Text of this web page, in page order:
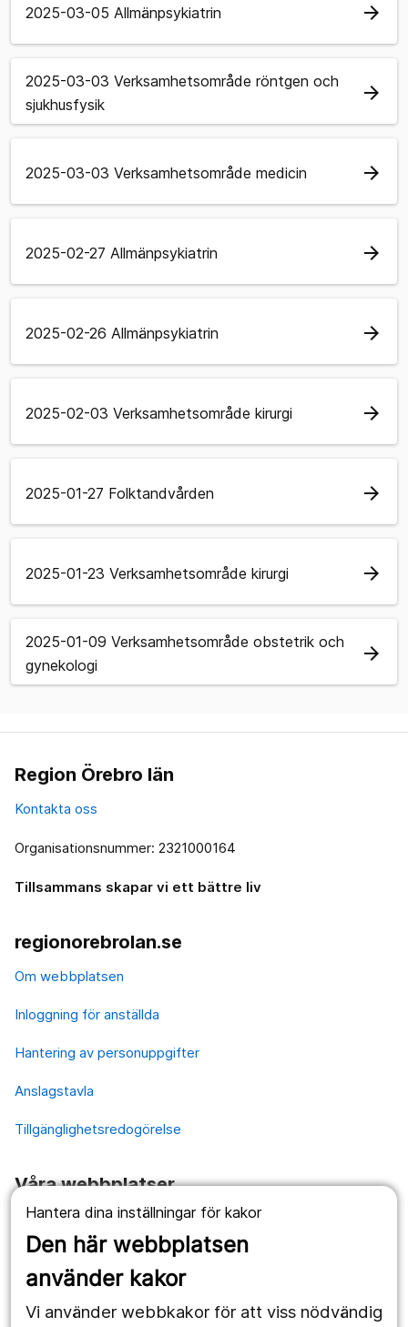
Hantera dina inställningar för kakor
Den här webbplatsen
använder kakor
Vi använder webbkakor för att viss nödvändig
2025-03-05 Allmänpsykiatrin arrow_forward
2025-03-03 Verksamhetsområde röntgen och
sjukhusfysik
arrow_forward
2025-03-03 Verksamhetsområde medicin arrow_forward
2025-02-27 Allmänpsykiatrin arrow_forward
2025-02-26 Allmänpsykiatrin arrow_forward
2025-02-03 Verksamhetsområde kirurgi arrow_forward
2025-01-27 Folktandvården arrow_forward
2025-01-23 Verksamhetsområde kirurgi arrow_forward
2025-01-09 Verksamhetsområde obstetrik och
gynekologi
arrow_forward
Region Örebro län
Kontakta oss
Organisationsnummer: 2321000164
Tillsammans skapar vi ett bättre liv
regionorebrolan.se
Om webbplatsen
Inloggning för anställda
Hantering av personuppgifter
Anslagstavla
Tillgänglighetsredogörelse
Våra webbplatser
1177.se
Länstrafiken